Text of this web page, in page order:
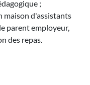
;
maison d'assistants
parent employeur,
des repas.